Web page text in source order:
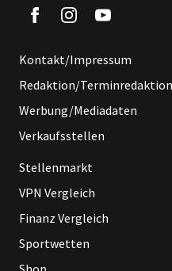
Kontakt/Impressum
Redaktion/Terminredaktion
Werbung/Mediadaten
Verkaufsstellen
Stellenmarkt
VPN Vergleich
Finanz Vergleich
Sportwetten